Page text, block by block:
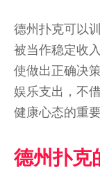
德州扑克可以
被当作稳定收
使做出正确决
娱乐支出，不
健康心态的重要
德州扑克